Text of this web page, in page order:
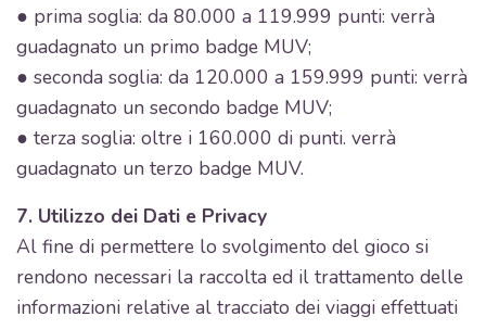
● prima soglia: da 80.000 a 119.999 punti: verrà
guadagnato un primo badge MUV;
● seconda soglia: da 120.000 a 159.999 punti: verrà
guadagnato un secondo badge MUV;
● terza soglia: oltre i 160.000 di punti. verrà
guadagnato un terzo badge MUV.
7. Utilizzo dei Dati e Privacy
Al fine di permettere lo svolgimento del gioco si
rendono necessari la raccolta ed il trattamento delle
informazioni relative al tracciato dei viaggi effettuati